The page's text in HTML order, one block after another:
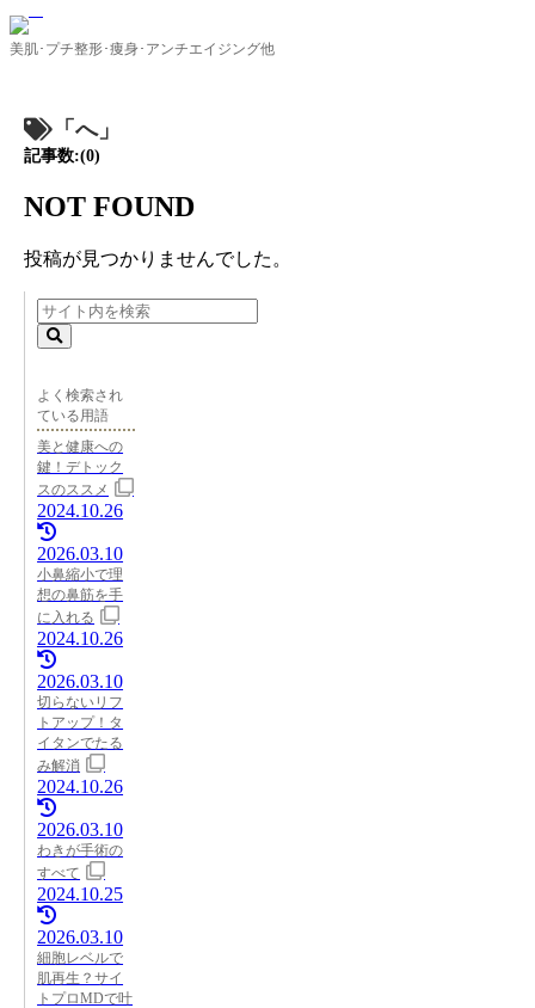
美肌･プチ整形･痩身･アンチエイジング他
「へ」
記事数:(0)
NOT FOUND
投稿が見つかりませんでした。
よく検索され
ている用語
美と健康への
鍵！デトック
スのススメ
2024.10.26
2026.03.10
小鼻縮小で理
想の鼻筋を手
に入れる
2024.10.26
2026.03.10
切らないリフ
トアップ！タ
イタンでたる
み解消
2024.10.26
2026.03.10
わきが手術の
すべて
2024.10.25
2026.03.10
細胞レベルで
肌再生？サイ
トプロMDで叶